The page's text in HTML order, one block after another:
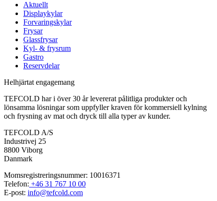
Aktuellt
Displaykylar
Forvaringskylar
Frysar
Glassfrysar
Kyl- & frysrum
Gastro
Reservdelar
Helhjärtat engagemang
TEFCOLD har i över 30 år levererat pålitliga produkter och
lönsamma lösningar som uppfyller kraven för kommersiell kylning
och frysning av mat och dryck till alla typer av kunder.
TEFCOLD A/S
Industrivej 25
8800 Viborg
Danmark
Momsregistreringsnummer: 10016371
Telefon: +46 31 767 10 00
E-post: info@tefcold.com